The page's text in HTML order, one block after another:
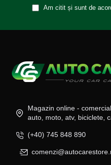
Am citit și sunt de
Magazin online -
auto, moto, atv, biciclete,
(+40) 745 848 890